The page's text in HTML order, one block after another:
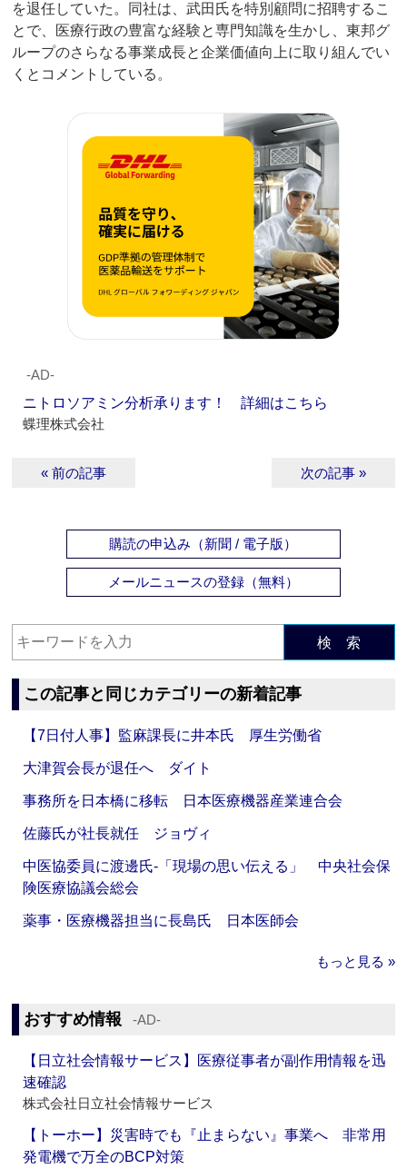
を退任していた。同社は、武田氏を特別顧問に招聘するこ
とで、医療行政の豊富な経験と専門知識を生かし、東邦グ
ループのさらなる事業成長と企業価値向上に取り組んでい
くとコメントしている。
‐AD‐
ニトロソアミン分析承ります！ 詳細はこちら
蝶理株式会社
« 前の記事 次の記事 »
購読の申込み（新聞 / 電子版）
メールニュースの登録（無料）
検 索
この記事と同じカテゴリーの新着記事
【7日付人事】監麻課長に井本氏 厚生労働省
大津賀会長が退任へ ダイト
事務所を日本橋に移転 日本医療機器産業連合会
佐藤氏が社長就任 ジョヴィ
中医協委員に渡邊氏‐「現場の思い伝える」 中央社会保
険医療協議会総会
薬事・医療機器担当に長島氏 日本医師会
もっと見る »
おすすめ情報 ‐AD‐
【日立社会情報サービス】医療従事者が副作用情報を迅
速確認
株式会社日立社会情報サービス
【トーホー】災害時でも『止まらない』事業へ 非常用
発電機で万全のBCP対策